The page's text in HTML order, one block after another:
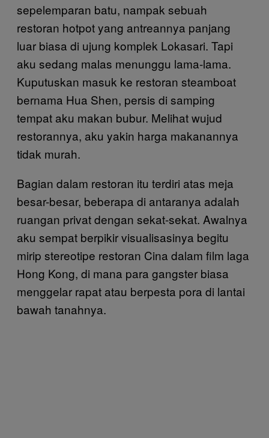
sepelemparan batu, nampak sebuah
restoran hotpot yang antreannya panjang
luar biasa di ujung komplek Lokasari. Tapi
aku sedang malas menunggu lama-lama.
Kuputuskan masuk ke restoran steamboat
bernama Hua Shen, persis di samping
tempat aku makan bubur. Melihat wujud
restorannya, aku yakin harga makanannya
tidak murah.
Bagian dalam restoran itu terdiri atas meja
besar-besar, beberapa di antaranya adalah
ruangan privat dengan sekat-sekat. Awalnya
aku sempat berpikir visualisasinya begitu
mirip stereotipe restoran Cina dalam film laga
Hong Kong, di mana para gangster biasa
menggelar rapat atau berpesta pora di lantai
bawah tanahnya.